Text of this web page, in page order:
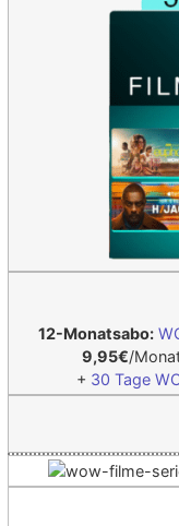
12-Monatsabo:
9,95€/
+ 30 Tage